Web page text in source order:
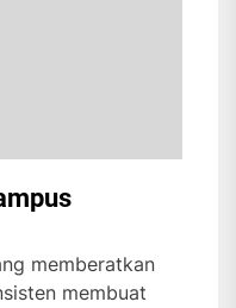
memberatkan
membuat